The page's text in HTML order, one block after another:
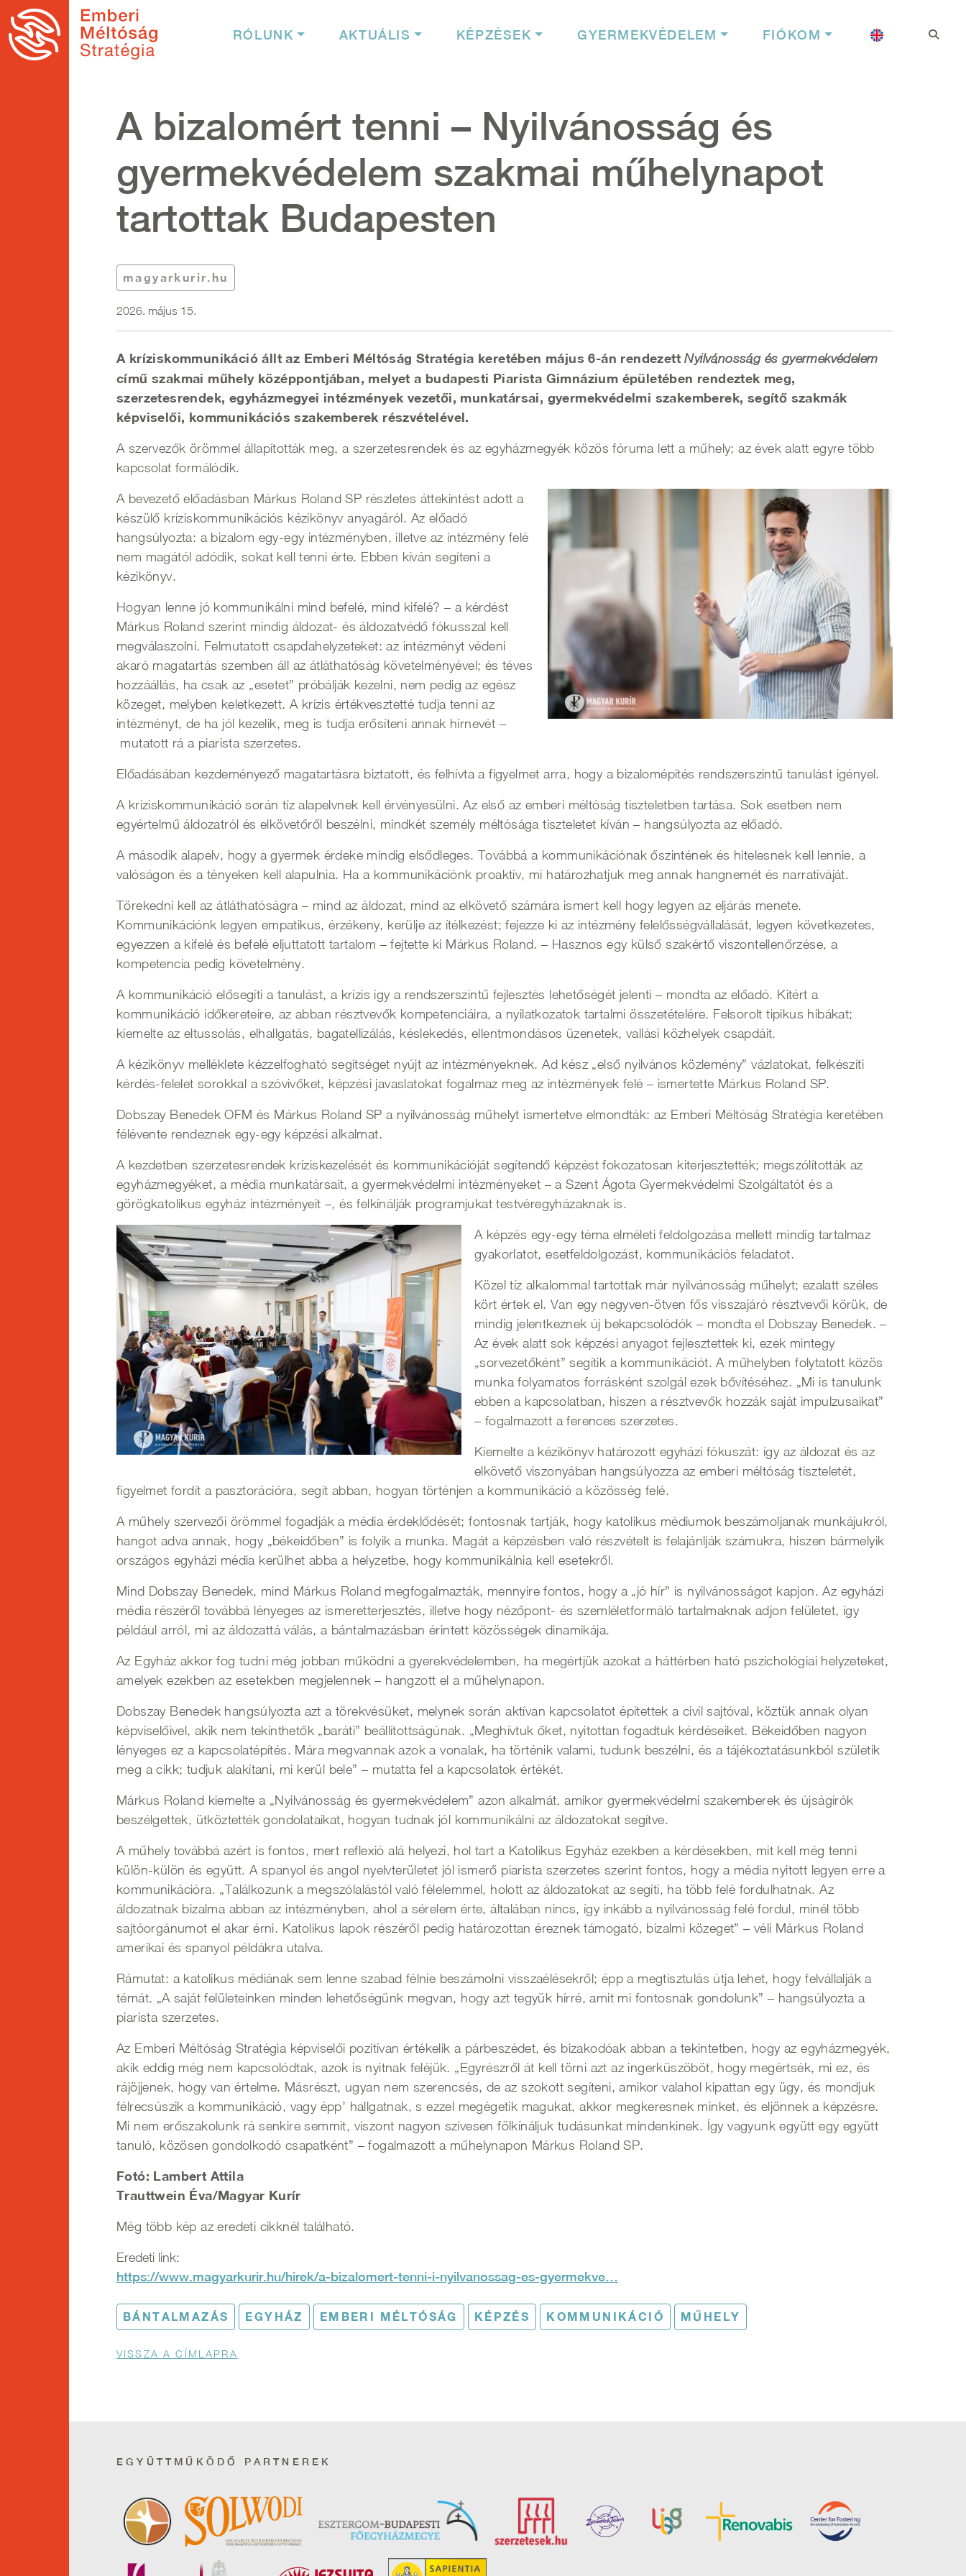
Ugrás a tartalomra
Fő navigáció
RÓLUNK AKTUÁLIS KÉPZÉSEK GYERMEKVÉDELEM Felhasználói
FIÓKOM Nyelv
A bizalomért tenni – Nyilvánosság és
gyermekvédelem szakmai műhelynapot
tartottak Budapesten
magyarkurir.hu
2026. május 15.
A kríziskommunikáció állt az Emberi Méltóság Stratégia keretében május 6-án rendezettNyilvánosság és gyermekvédelem
című szakmai műhely középpontjában, melyet a budapesti Piarista Gimnázium épületében rendeztek meg,
szerzetesrendek, egyházmegyei intézmények vezetői, munkatársai, gyermekvédelmi szakemberek, segítő szakmák
képviselői, kommunikációs szakemberek részvételével.
A szervezők örömmel állapították meg, a szerzetesrendek és az egyházmegyék közös fóruma lett a műhely; az évek alatt egyre több
kapcsolat formálódik.
Kép
A bevezető előadásban Márkus Roland SP részletes áttekintést adott a
készülő kríziskommunikációs kézikönyv anyagáról. Az előadó
hangsúlyozta: a bizalom egy-egy intézményben, illetve az intézmény felé
nem magától adódik, sokat kell tenni érte. Ebben kíván segíteni a
kézikönyv.
Hogyan lenne jó kommunikálni mind befelé, mind kifelé? – a kérdést
Márkus Roland szerint mindig áldozat- és áldozatvédő fókusszal kell
megválaszolni. Felmutatott csapdahelyzeteket: az intézményt védeni
akaró magatartás szemben áll az átláthatóság követelményével; és téves
hozzáállás, ha csak az „esetet” próbálják kezelni, nem pedig az egész
közeget, melyben keletkezett. A krízis értékvesztetté tudja tenni az
intézményt, de ha jól kezelik, meg is tudja erősíteni annak hírnevét –
mutatott rá a piarista szerzetes.
Előadásában kezdeményező magatartásra biztatott, és felhívta a figyelmet arra, hogy a bizalomépítés rendszerszintű tanulást igényel.
A kríziskommunikáció során tíz alapelvnek kell érvényesülni. Az első az emberi méltóság tiszteletben tartása. Sok esetben nem
egyértelmű áldozatról és elkövetőről beszélni, mindkét személy méltósága tiszteletet kíván – hangsúlyozta az előadó.
A második alapelv, hogy a gyermek érdeke mindig elsődleges. Továbbá a kommunikációnak őszintének és hitelesnek kell lennie, a
valóságon és a tényeken kell alapulnia. Ha a kommunikációnk proaktív, mi határozhatjuk meg annak hangnemét és narratíváját.
Törekedni kell az átláthatóságra – mind az áldozat, mind az elkövető számára ismert kell hogy legyen az eljárás menete.
Kommunikációnk legyen empatikus, érzékeny, kerülje az ítélkezést; fejezze ki az intézmény felelősségvállalását, legyen következetes,
egyezzen a kifelé és befelé eljuttatott tartalom – fejtette ki Márkus Roland. – Hasznos egy külső szakértő viszontellenőrzése, a
kompetencia pedig követelmény.
A kommunikáció elősegíti a tanulást, a krízis így a rendszerszintű fejlesztés lehetőségét jelenti – mondta az előadó. Kitért a
kommunikáció időkereteire, az abban résztvevők kompetenciáira, a nyilatkozatok tartalmi összetételére. Felsorolt tipikus hibákat;
kiemelte az eltussolás, elhallgatás, bagatellizálás, késlekedés, ellentmondásos üzenetek, vallási közhelyek csapdáit.
A kézikönyv melléklete kézzelfogható segítséget nyújt az intézményeknek. Ad kész „első nyilvános közlemény” vázlatokat, felkészíti
kérdés-felelet sorokkal a szóvivőket, képzési javaslatokat fogalmaz meg az intézmények felé – ismertette Márkus Roland SP.
Dobszay Benedek OFM és Márkus Roland SP a nyilvánosság műhelyt ismertetve elmondták: az Emberi Méltóság Stratégia keretében
félévente rendeznek egy-egy képzési alkalmat.
A kezdetben szerzetesrendek kríziskezelését és kommunikációját segítendő képzést fokozatosan kiterjesztették; megszólították az
egyházmegyéket, a média munkatársait, a gyermekvédelmi intézményeket – a Szent Ágota Gyermekvédelmi Szolgáltatót és a
görögkatolikus egyház intézményeit –, és felkínálják programjukat testvéregyházaknak is.
Kép
A képzés egy-egy téma elméleti feldolgozása mellett mindig tartalmaz
gyakorlatot, esetfeldolgozást, kommunikációs feladatot.
Közel tíz alkalommal tartottak már nyilvánosság műhelyt; ezalatt széles
kört értek el. Van egy negyven-ötven fős visszajáró résztvevői körük, de
mindig jelentkeznek új bekapcsolódók – mondta el Dobszay Benedek. –
Az évek alatt sok képzési anyagot fejlesztettek ki, ezek mintegy
„sorvezetőként” segítik a kommunikációt. A műhelyben folytatott közös
munka folyamatos forrásként szolgál ezek bővítéséhez. „Mi is tanulunk
ebben a kapcsolatban, hiszen a résztvevők hozzák saját impulzusaikat”
– fogalmazott a ferences szerzetes.
Kiemelte a kézikönyv határozott egyházi fókuszát: így az áldozat és az
elkövető viszonyában hangsúlyozza az emberi méltóság tiszteletét,
figyelmet fordít a pasztorációra, segít abban, hogyan történjen a kommunikáció a közösség felé.
A műhely szervezői örömmel fogadják a média érdeklődését; fontosnak tartják, hogy katolikus médiumok beszámoljanak munkájukról,
hangot adva annak, hogy „békeidőben” is folyik a munka. Magát a képzésben való részvételt is felajánlják számukra, hiszen bármelyik
országos egyházi média kerülhet abba a helyzetbe, hogy kommunikálnia kell esetekről.
Mind Dobszay Benedek, mind Márkus Roland megfogalmazták, mennyire fontos, hogy a „jó hír” is nyilvánosságot kapjon. Az egyházi
média részéről továbbá lényeges az ismeretterjesztés, illetve hogy nézőpont- és szemléletformáló tartalmaknak adjon felületet, így
például arról, mi az áldozattá válás, a bántalmazásban érintett közösségek dinamikája.
Az Egyház akkor fog tudni még jobban működni a gyerekvédelemben, ha megértjük azokat a háttérben ható pszichológiai helyzeteket,
amelyek ezekben az esetekben megjelennek – hangzott el a műhelynapon.
Dobszay Benedek hangsúlyozta azt a törekvésüket, melynek során aktívan kapcsolatot építettek a civil sajtóval, köztük annak olyan
képviselőivel, akik nem tekinthetők „baráti” beállítottságúnak. „Meghívtuk őket, nyitottan fogadtuk kérdéseiket. Békeidőben nagyon
lényeges ez a kapcsolatépítés. Mára megvannak azok a vonalak, ha történik valami, tudunk beszélni, és a tájékoztatásunkból születik
meg a cikk; tudjuk alakítani, mi kerül bele” – mutatta fel a kapcsolatok értékét.
Márkus Roland kiemelte a „Nyilvánosság és gyermekvédelem” azon alkalmát, amikor gyermekvédelmi szakemberek és újságírók
beszélgettek, ütköztették gondolataikat, hogyan tudnak jól kommunikálni az áldozatokat segítve.
A műhely továbbá azért is fontos, mert reflexió alá helyezi, hol tart a Katolikus Egyház ezekben a kérdésekben, mit kell még tenni
külön-külön és együtt. A spanyol és angol nyelvterületet jól ismerő piarista szerzetes szerint fontos, hogy a média nyitott legyen erre a
kommunikációra. „Találkozunk a megszólalástól való félelemmel, holott az áldozatokat az segíti, ha több felé fordulhatnak. Az
áldozatnak bizalma abban az intézményben, ahol a sérelem érte, általában nincs, így inkább a nyilvánosság felé fordul, minél több
sajtóorgánumot el akar érni. Katolikus lapok részéről pedig határozottan éreznek támogató, bizalmi közeget” – véli Márkus Roland
amerikai és spanyol példákra utalva.
Rámutat: a katolikus médiának sem lenne szabad félnie beszámolni visszaélésekről; épp a megtisztulás útja lehet, hogy felvállalják a
témát. „A saját felületeinken minden lehetőségünk megvan, hogy azt tegyük hírré, amit mi fontosnak gondolunk” – hangsúlyozta a
piarista szerzetes.
Az Emberi Méltóság Stratégia képviselői pozitívan értékelik a párbeszédet, és bizakodóak abban a tekintetben, hogy az egyházmegyék,
akik eddig még nem kapcsolódtak, azok is nyitnak feléjük. „Egyrészről át kell törni azt az ingerküszöböt, hogy megértsék, mi ez, és
rájöjjenek, hogy van értelme. Másrészt, ugyan nem szerencsés, de az szokott segíteni, amikor valahol kipattan egy ügy, és mondjuk
félrecsúszik a kommunikáció, vagy épp’ hallgatnak, s ezzel megégetik magukat, akkor megkeresnek minket, és eljönnek a képzésre.
Mi nem erőszakolunk rá senkire semmit, viszont nagyon szívesen fölkínáljuk tudásunkat mindenkinek. Így vagyunk együtt egy együtt
tanuló, közösen gondolkodó csapatként” – fogalmazott a műhelynapon Márkus Roland SP.
Fotó: Lambert Attila
Trauttwein Éva/Magyar Kurír
Még több kép az eredeti cikknél található.
Eredeti link:
https://www.magyarkurir.hu/hirek/a-bizalomert-tenni-i-nyilvanossag-es-gyermekve…
BÁNTALMAZÁS EGYHÁZ EMBERI MÉLTÓSÁG KÉPZÉS KOMMUNIKÁCIÓ MŰHELY
Morzsa
VISSZA A CÍMLAPRA
EGYÜTTMŰKÖDŐ PARTNEREK